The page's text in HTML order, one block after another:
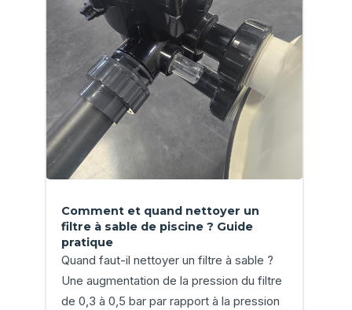
Comment et quand nettoyer un
filtre à sable de piscine ? Guide
pratique
Quand faut-il nettoyer un filtre à sable ?
Une augmentation de la pression du filtre
de 0,3 à 0,5 bar par rapport à la pression